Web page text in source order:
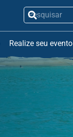
Realize seu evento